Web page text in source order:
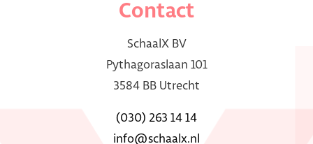
Contact
SchaalX BV
Pythagoraslaan 101
3584 BB Utrecht
(030) 263 14 14
info@schaalx.nl